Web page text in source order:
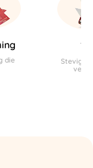
die
Stevig